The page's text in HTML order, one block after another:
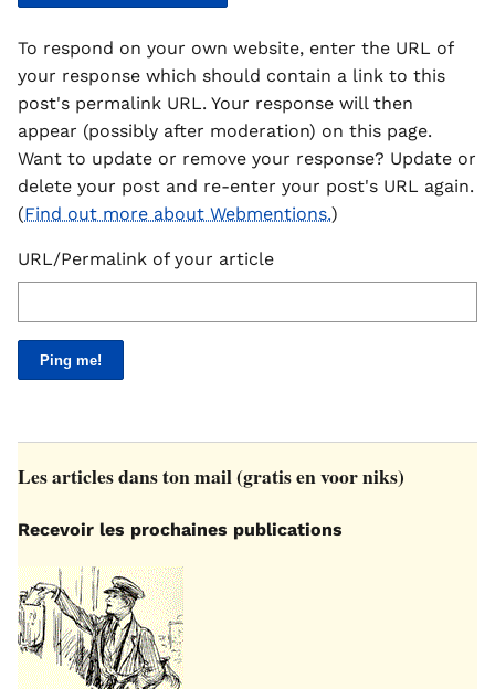
To respond on your own website, enter the URL of
your response which should contain a link to this
post's permalink URL. Your response will then
appear (possibly after moderation) on this page.
Want to update or remove your response? Update or
delete your post and re-enter your post's URL again.
(Find out more about Webmentions.)
URL/Permalink of your article
Les articles dans ton mail (gratis en voor niks)
Recevoir les prochaines publications